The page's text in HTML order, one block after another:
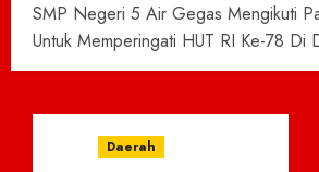
SMP Negeri 5 Air Gegas Mengikuti
Untuk Memperingati HUT RI Ke-78 Di
Daerah